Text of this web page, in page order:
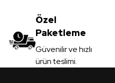
3.450,00TL
KDV Dahil
Sipariş Ver
Özel
Paketleme
Güvenilir ve hızlı
ürün teslimi.